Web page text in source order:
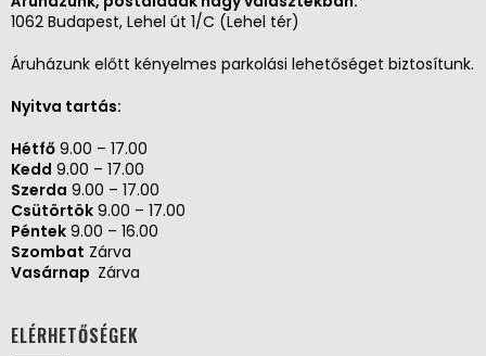
1062 Budapest, Lehel út 1/C (Lehel tér)
Áruházunk előtt kényelmes parkolási lehetőséget biztosítunk.
Nyitva tartás:
Hétfő 9.00 – 17.00
Kedd 9.00 – 17.00
Szerda 9.00 – 17.00
Csütörtök 9.00 – 17.00
Péntek 9.00 – 16.00
Szombat Zárva
Vasárnap Zárva
ELÉRHETŐSÉGEK